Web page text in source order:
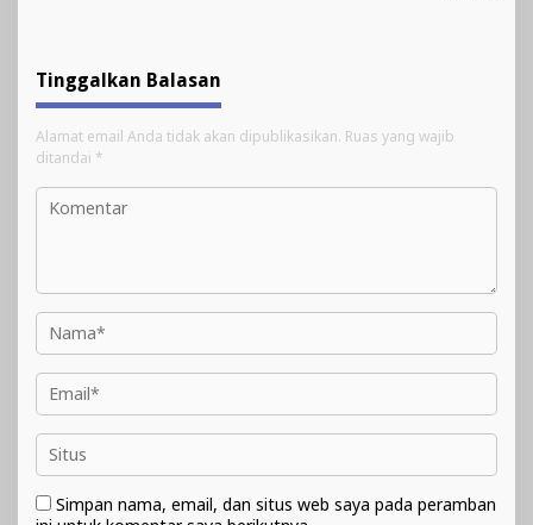
Tinggalkan Balasan
Alamat email Anda tidak akan dipublikasikan. Ruas yang wajib
ditandai *
Simpan nama, email, dan situs web saya pada peramban